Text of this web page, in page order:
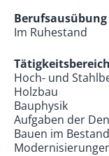
Berufsausübung
Im Ruhestand
Tätigkeitsbereich
Hoch- und
Holzbau
Bauphysik
Aufgaben der
Bauen im